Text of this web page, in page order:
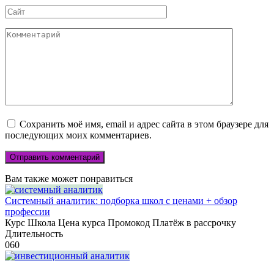
Сайт
Комментарий
Сохранить моё имя, email и адрес сайта в этом браузере для
последующих моих комментариев.
Вам также может понравиться
Системный аналитик: подборка школ с ценами + обзор
профессии
Курс Школа Цена курса Промокод Платёж в рассрочку
Длительность
060